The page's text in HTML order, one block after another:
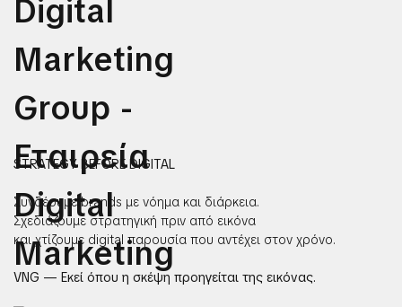
STRATEGY BEFORE DIGITAL
Συνδέουμε brands με νόημα και διάρκεια.
Σχεδιάζουμε στρατηγική πριν από εικόνα
και χτίζουμε digital παρουσία που αντέχει στον χρόνο.
VNG — Εκεί όπου η σκέψη προηγείται της εικόνας.